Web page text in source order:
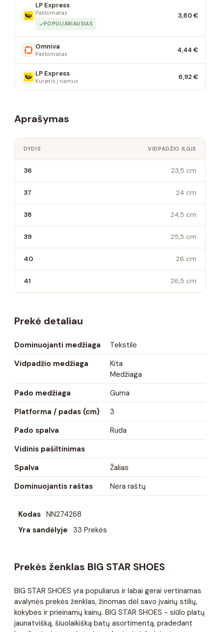
LP Express
Paštomatas
POPULIARIAUSIAS
3,80 €
Omniva
Paštomatas 4,44 €
LP Express
Kurjeris į namus 6,92 €
Aprašymas
DYDIS VIDPADŽIO ILGIS
36 23,5 cm
37 24 cm
38 24,5 cm
39 25,5 cm
40 26 cm
41 26,5 cm
Prekė detaliau
Dominuojanti medžiaga
Tekstilė
Vidpadžio medžiaga
Kita
Medžiaga
Pado medžiaga
Guma
Platforma / padas (cm)
3
Pado spalva
Ruda
Vidinis pašiltinimas
Spalva
Žalias
Dominuojantis raštas
Nėra raštų
Kodas NN274268
Yra sandėlyje 33 Prekės
Prekės ženklas BIG STAR SHOES
BIG STAR SHOES yra populiarus ir labai gerai vertinamas
avalynės prekės ženklas, žinomas dėl savo įvairių stilių,
kokybės ir prieinamų kainų. BIG STAR SHOES - siūlo platų
jaunatvišką, šiuolaikišką batų asortimentą, pradedant